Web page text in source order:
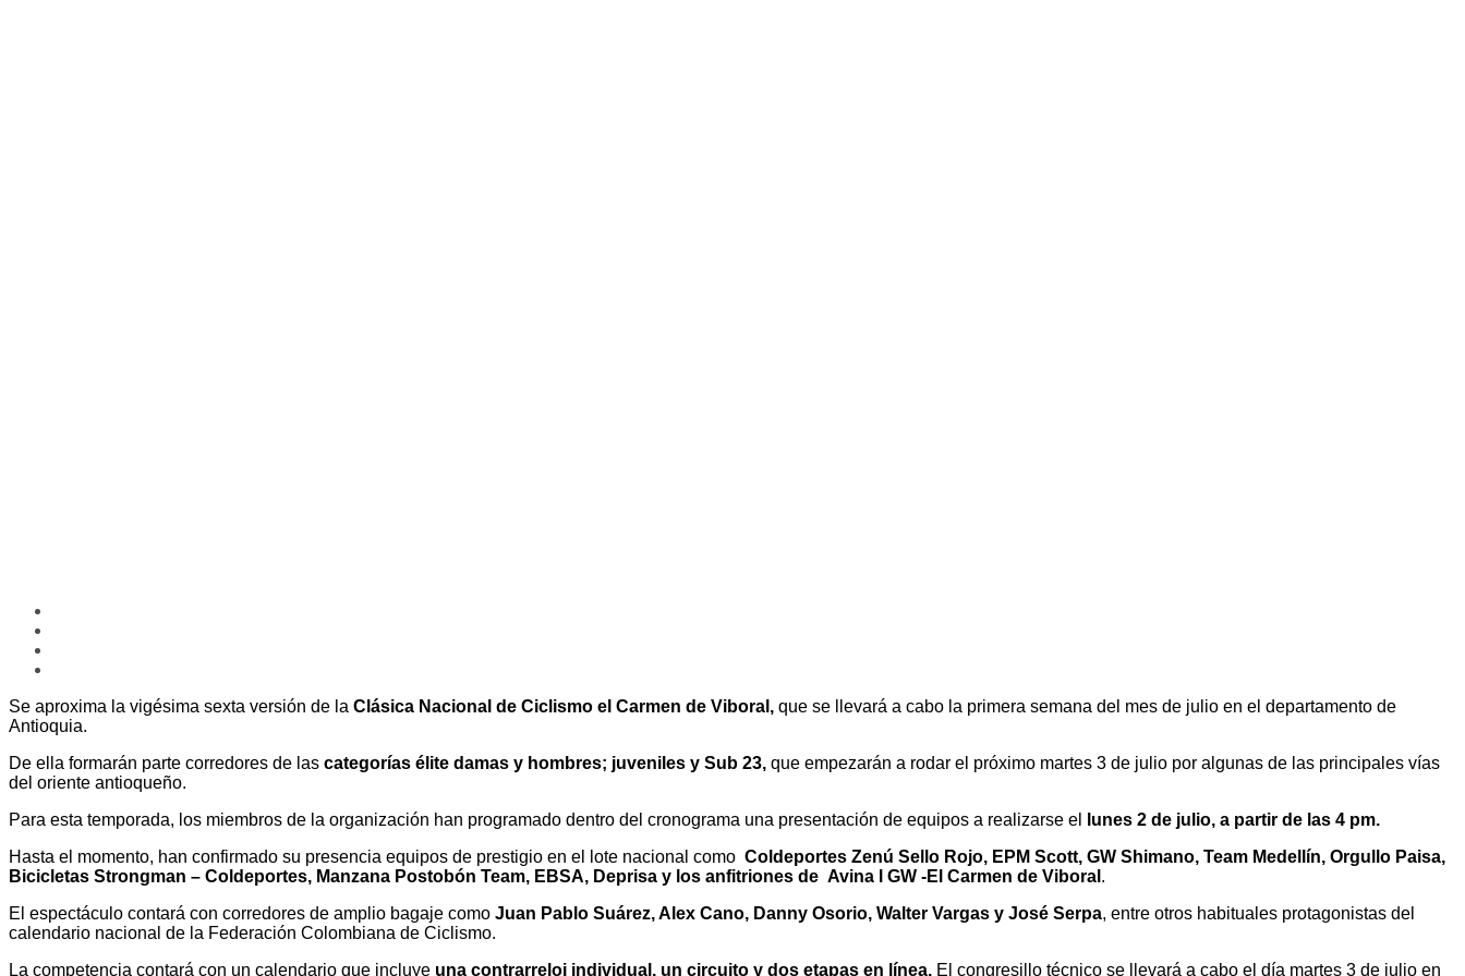
Se aproxima la vigésima sexta versión de la Clásica Nacional de Ciclismo el Carmen de Viboral, que se llevará a cabo la primera semana del mes de julio en el departamento de
Antioquia.
De ella formarán parte corredores de las categorías élite damas y hombres; juveniles y Sub 23, que empezarán a rodar el próximo martes 3 de julio por algunas de las principales vías
del oriente antioqueño.
Para esta temporada, los miembros de la organización han programado dentro del cronograma una presentación de equipos a realizarse el
lunes 2 de julio, a partir de las 4 pm.
Hasta el momento, han confirmado su presencia equipos de prestigio en el lote nacional como Coldeportes Zenú Sello Rojo, EPM Scott, GW Shimano, Team Medellín, Orgullo Paisa,
Bicicletas Strongman – Coldeportes, Manzana Postobón Team, EBSA, Deprisa y los anfitriones de Avina l GW -El Carmen de Viboral .
El espectáculo contará con corredores de amplio bagaje como Juan Pablo Suárez, Alex Cano, Danny Osorio, Walter Vargas y José Serpa, entre otros habituales protagonistas del
calendario nacional de la Federación Colombiana de Ciclismo.
La competencia contará con un calendario que incluye una contrarreloj individual, un circuito y dos etapas en línea. El congresillo técnico se llevará a cabo el día martes 3 de julio en